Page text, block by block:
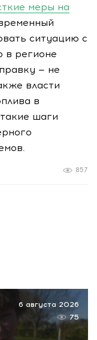
меры на
ситуацию с
в регионе
— не
власти
в
шаги
857
6 августа 2026
75